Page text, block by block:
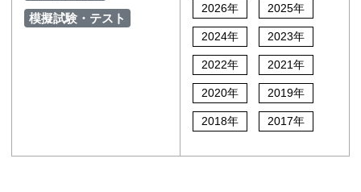
模擬試験・テスト
2026年 2025年
2024年 2023年
2022年 2021年
2020年 2019年
2018年 2017年